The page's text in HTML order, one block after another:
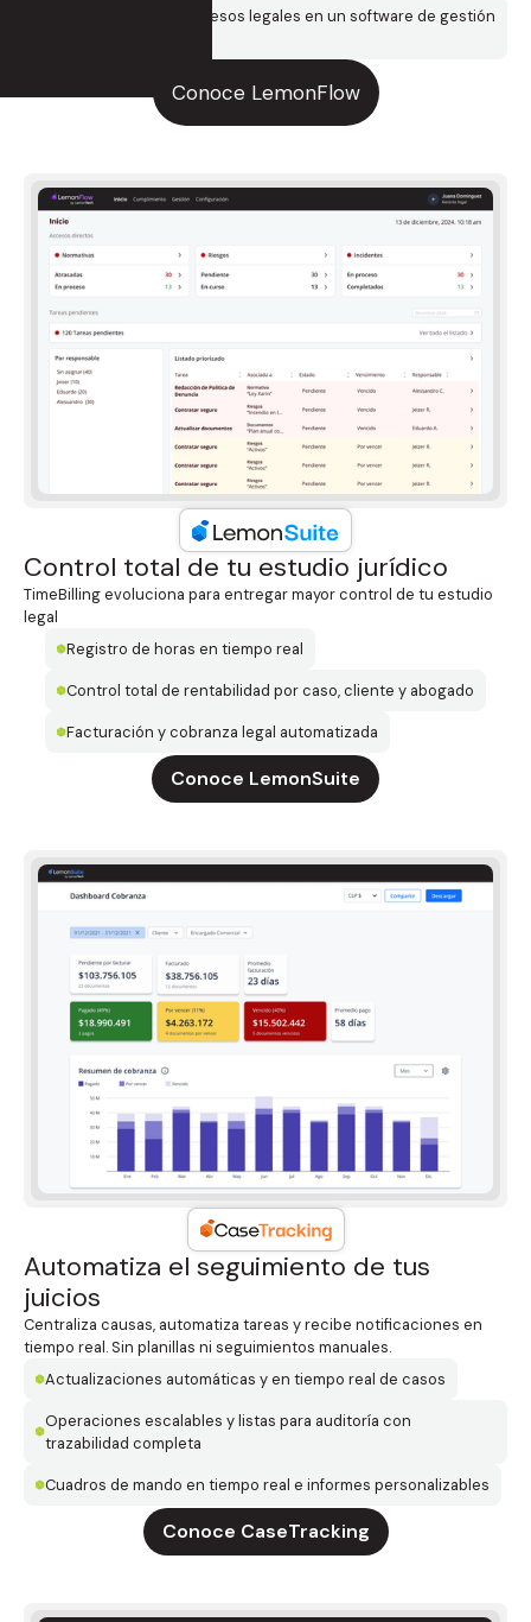
Consolidación de procesos legales en un software de gestión
Conoce LemonFlow
Control total de tu estudio jurídico
TimeBilling evoluciona para entregar mayor control de tu estudio
legal
Registro de horas en tiempo real
Control total de rentabilidad por caso, cliente y abogado
Facturación y cobranza legal automatizada
Conoce LemonSuite
Automatiza el seguimiento de tus
juicios
Centraliza causas, automatiza tareas y recibe notificaciones en
tiempo real. Sin planillas ni seguimientos manuales.
Actualizaciones automáticas y en tiempo real de casos
Operaciones escalables y listas para auditoría con
trazabilidad completa
Cuadros de mando en tiempo real e informes personalizables
Conoce CaseTracking